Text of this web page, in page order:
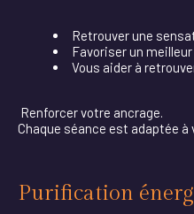
Retrouver une
Favoriser un
Vous aider à
Renforcer votre ancrage.
Chaque séance est adaptée
Purification